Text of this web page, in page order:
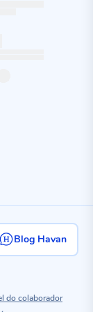
Blog Havan
do colaborador